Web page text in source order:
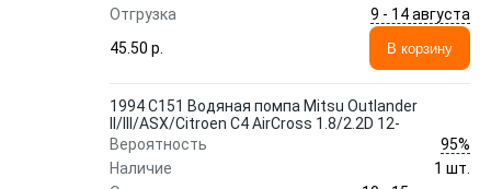
Отгрузка
9 - 14 августа
45.50 p.
В корзину
1994 C151 Водяная помпа Mitsu Outlander
II/III/ASX/Citroen C4 AirCross 1.8/2.2D 12-
Вероятность
95%
Наличие
1 шт.